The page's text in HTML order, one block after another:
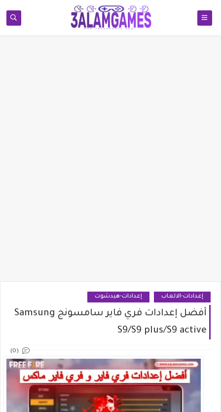
إعدادات-الالعاب إعدادات-هيدشوت
أفضل إعدادات فري فاير سامسونج Samsung
S9/S9 plus/S9 active
(0)